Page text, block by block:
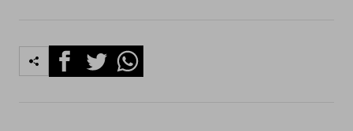
FacebookTwitterWhatsapp